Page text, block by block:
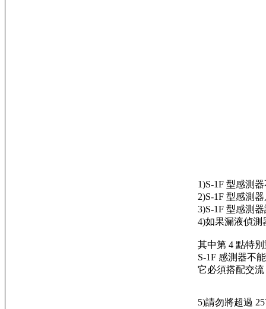
1)S-1F 型感測
2)S-1F 型感測
3)S-1F 型感測
4)如果漏液偵測
其中第 4 點特
S-1F 感測器不
它必須搭配交
5)請勿將超過